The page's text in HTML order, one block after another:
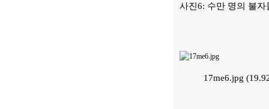
사진6: 수만 명의 불
17me6.jpg